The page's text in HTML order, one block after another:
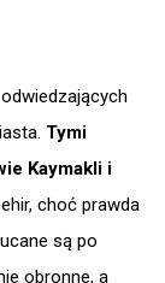
Tymi
Kaymakli i
choć prawda
są po
obronne, a